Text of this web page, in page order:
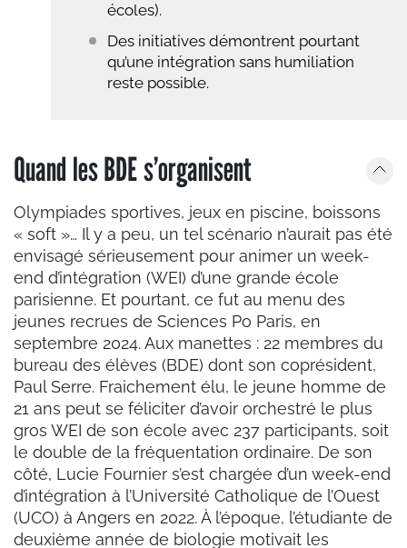
écoles).
Des initiatives démontrent pourtant
qu’une intégration sans humiliation
reste possible.
Quand les BDE s’organisent
Olympiades sportives, jeux en piscine, boissons
« soft »… Il y a peu, un tel scénario n’aurait pas été
envisagé sérieusement pour animer un week-
end d’intégration (WEI) d’une grande école
parisienne. Et pourtant, ce fut au menu des
jeunes recrues de Sciences Po Paris, en
septembre 2024. Aux manettes : 22 membres du
bureau des élèves (BDE) dont son coprésident,
Paul Serre. Fraichement élu, le jeune homme de
21 ans peut se féliciter d’avoir orchestré le plus
gros WEI de son école avec 237 participants, soit
le double de la fréquentation ordinaire. De son
côté, Lucie Fournier s’est chargée d’un week-end
d’intégration à l’Université Catholique de l’Ouest
(UCO) à Angers en 2022. À l’époque, l’étudiante de
deuxième année de biologie motivait les